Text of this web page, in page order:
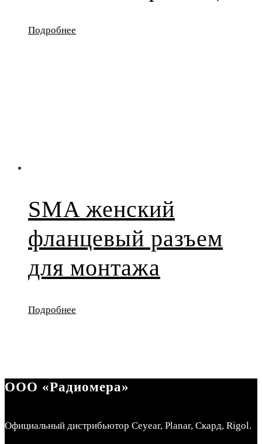
Подробнее
SMA женский
фланцевый разъем
для монтажа
Подробнее
ООО «Радиомера»
Официальный дистрибьютор Ceyear, Planar, Скард, Rigol.